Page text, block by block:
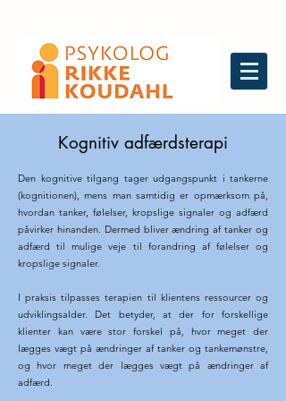
Kognitiv adfærdsterapi
Den kognitive tilgang tager udgangspunkt i tankerne
(kognitionen), mens man samtidig er opmærksom på,
hvordan tanker, følelser, kropslige signaler og adfærd
påvirker hinanden. Dermed bliver ændring af tanker og
adfærd til mulige veje til forandring af følelser og
kropslige signaler.
I praksis tilpasses terapien til klientens ressourcer og
udviklingsalder. Det betyder, at der for forskellige
klienter kan være stor forskel på, hvor meget der
lægges vægt på ændringer af tanker og tankemønstre,
og hvor meget der lægges vægt på ændringer af
adfærd.